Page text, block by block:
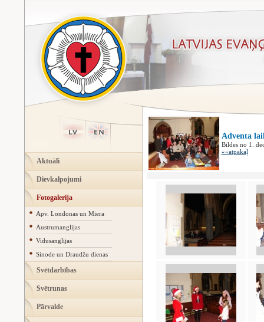
Aktuāli
Dievkalpojumi
Fotogalerija
Apv. Londonas un Miera
Austrumanglijas
Vidusanglijas
Sinode un Draudžu dienas
Svētdarbības
Svētrunas
Pārvalde
Adventa
Bildes no 1.
««atpakaļ